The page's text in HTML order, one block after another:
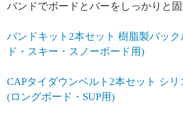
バンドでボードとバーをしっかりと
バンドキット2本セット 樹脂製バッ
ド・スキー・スノーボード用)
CAPタイダウンベルト2本セット シ
(ロングボード・SUP用)